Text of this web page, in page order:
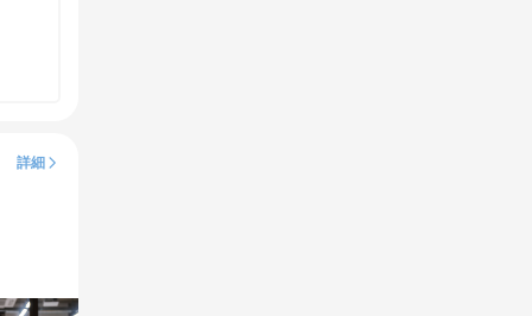
詳細